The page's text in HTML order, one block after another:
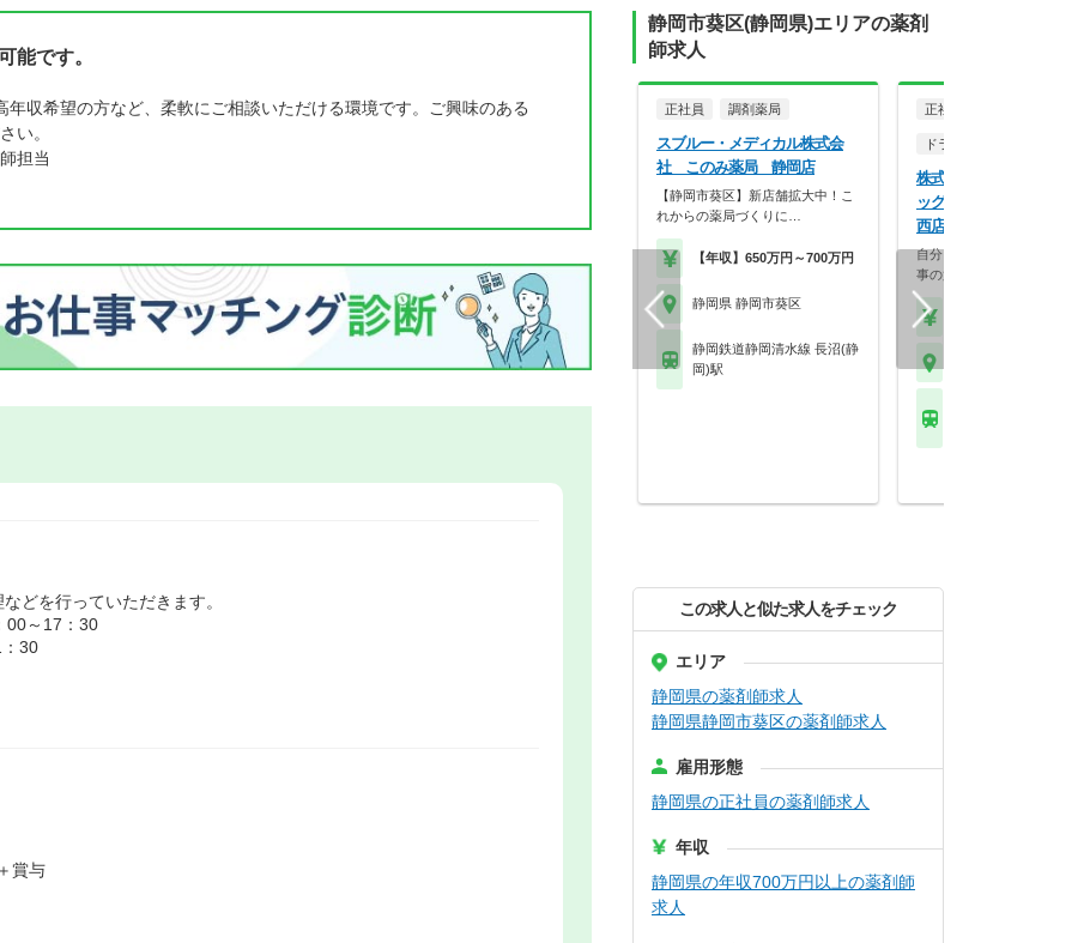
能です。
年収希望の方など、柔軟にご相談いただける環境です。ご興味のある
い。
担当
どを行っていただきます。
00～17：30
賞与
静岡市葵区(静岡県)エリアの薬剤
師求人
正社員 調剤薬局
スブルー・メディカル株式会
社 このみ薬局 静岡店
【静岡市葵区】新店舗拡大中！こ
れからの薬局づくりに…
【年収】650万円～700万円
静岡県 静岡市葵区
静岡鉄道静岡清水線 長沼(静
岡)駅
正社員
ドラッグストア（調剤併設
株式会社マツモトキヨシ
ッグストア マツモトキヨ
西店
自分らしく働く。それが、い
事の第一歩。選択的週…
この求人と似た求人をチェック
エリア
静岡県の薬剤師求人
静岡県静岡市葵区の薬剤師求人
雇用形態
静岡県の正社員の薬剤師求人
年収
静岡県の年収700万円以上の薬剤師
求人